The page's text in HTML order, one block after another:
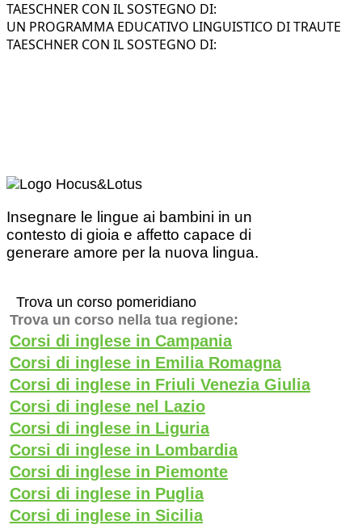
TAESCHNER CON IL SOSTEGNO DI:
UN PROGRAMMA EDUCATIVO LINGUISTICO DI TRAUTE
TAESCHNER CON IL SOSTEGNO DI:
Insegnare le lingue ai bambini in un
contesto di gioia e affetto capace di
generare amore per la nuova lingua.
Trova un corso pomeridiano
Trova un corso nella tua regione:
Corsi di inglese in Campania
Corsi di inglese in Emilia Romagna
Corsi di inglese in Friuli Venezia Giulia
Corsi di inglese nel Lazio
Corsi di inglese in Liguria
Corsi di inglese in Lombardia
Corsi di inglese in Piemonte
Corsi di inglese in Puglia
Corsi di inglese in Sicilia